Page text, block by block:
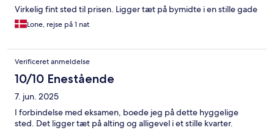
Virkelig fint sted til prisen. Ligger tæt på bymidte i en stille gade
Lone, rejse på 1 nat
Verificeret anmeldelse
10/10 Enestående
7. jun. 2025
I forbindelse med eksamen, boede jeg på dette hyggelige
sted. Det ligger tæt på alting og alligevel i et stille kvarter.